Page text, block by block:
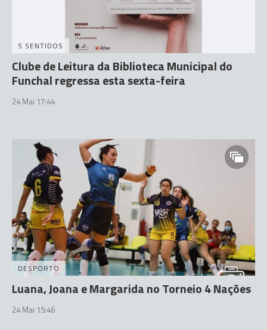
5 SENTIDOS
Clube de Leitura da Biblioteca Municipal do
Funchal regressa esta sexta-feira
24 Mai 17:44
DESPORTO
Luana, Joana e Margarida no Torneio 4 Nações
24 Mai 15:46